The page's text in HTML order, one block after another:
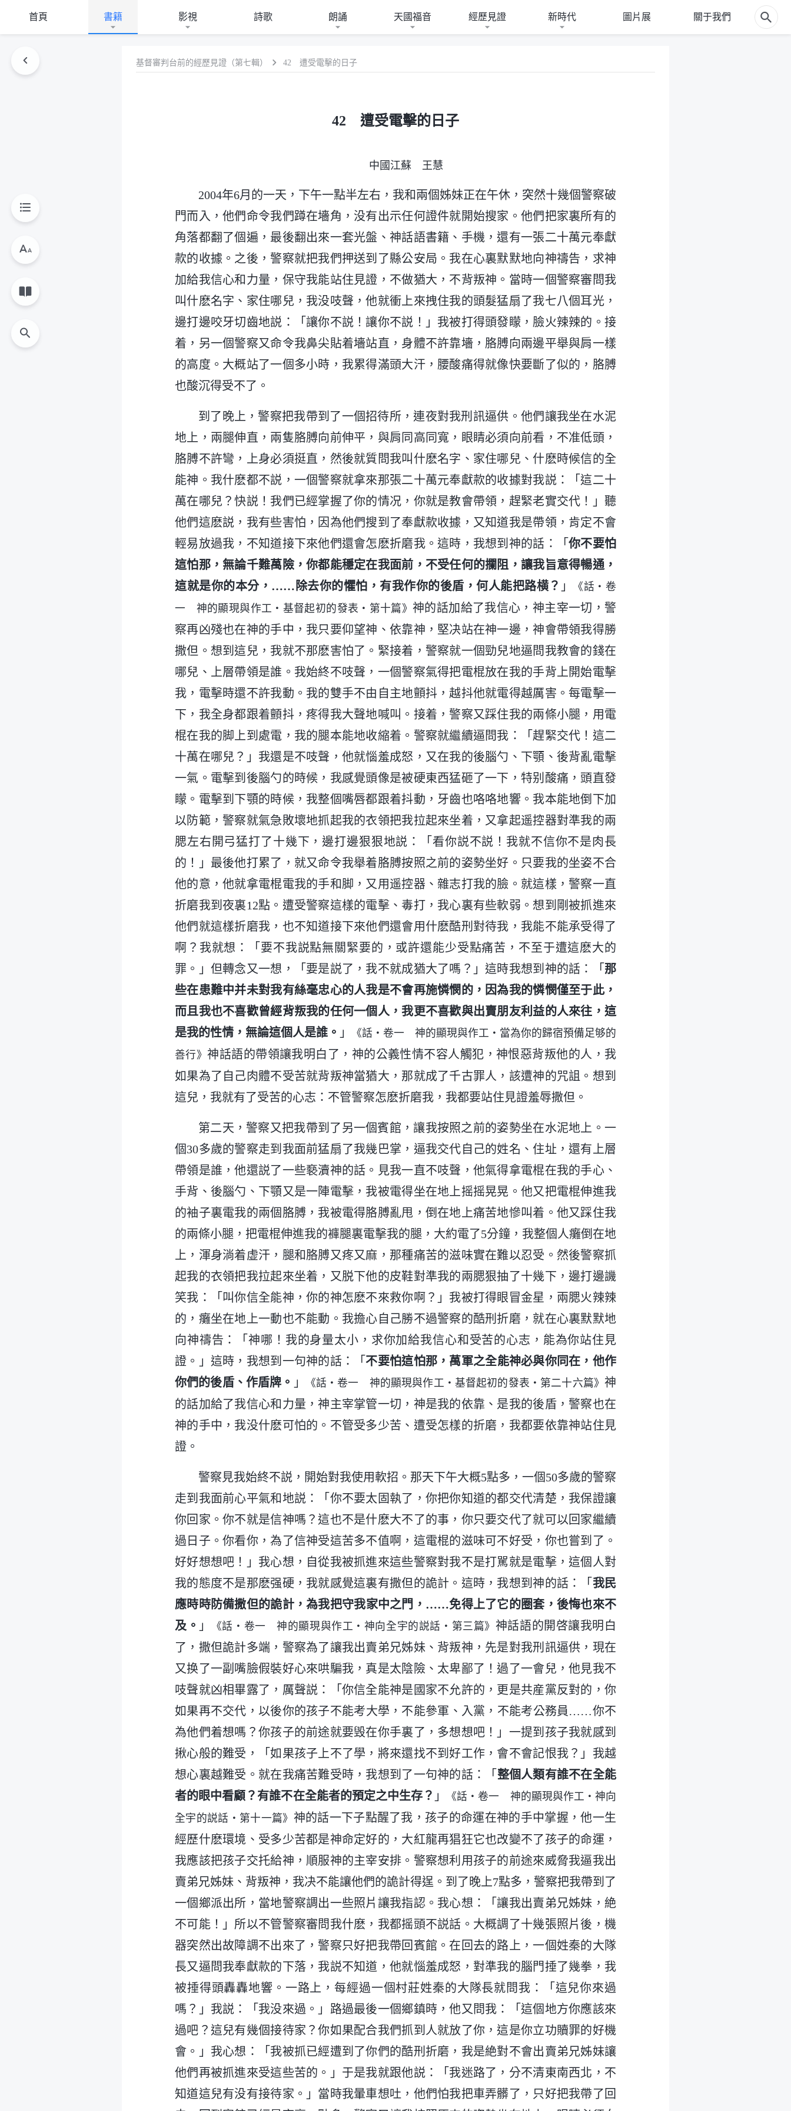
首頁 書籍 影視 詩歌 朗誦 天國福音 經歷見證 新時代 圖片展 關于我們
基督審判台前的經歷見證（第七輯） 42 遭受電擊的日子
42 遭受電擊的日子
中國江蘇 王慧
2004年6月的一天，下午一點半左右，我和兩個姊妹正在午休，突然十幾個警察破
門而入，他們命令我們蹲在墻角，没有出示任何證件就開始搜家。他們把家裏所有的
角落都翻了個遍，最後翻出來一套光盤、神話語書籍、手機，還有一張二十萬元奉獻
款的收據。之後，警察就把我們押送到了縣公安局。我在心裏默默地向神禱告，求神
加給我信心和力量，保守我能站住見證，不做猶大，不背叛神。當時一個警察審問我
叫什麽名字、家住哪兒，我没吱聲，他就衝上來拽住我的頭髮猛扇了我七八個耳光，
邊打邊咬牙切齒地説：「讓你不説！讓你不説！」我被打得頭發矇，臉火辣辣的。接
着，另一個警察又命令我鼻尖貼着墻站直，身體不許靠墻，胳膊向兩邊平舉與肩一樣
的高度。大概站了一個多小時，我累得滿頭大汗，腰酸痛得就像快要斷了似的，胳膊
也酸沉得受不了。
到了晚上，警察把我帶到了一個招待所，連夜對我刑訊逼供。他們讓我坐在水泥
地上，兩腿伸直，兩隻胳膊向前伸平，與肩同高同寬，眼睛必須向前看，不准低頭，
胳膊不許彎，上身必須挺直，然後就質問我叫什麽名字、家住哪兒、什麽時候信的全
能神。我什麽都不説，一個警察就拿來那張二十萬元奉獻款的收據對我説：「這二十
萬在哪兒？快説！我們已經掌握了你的情况，你就是教會帶領，趕緊老實交代！」聽
他們這麽説，我有些害怕，因為他們搜到了奉獻款收據，又知道我是帶領，肯定不會
輕易放過我，不知道接下來他們還會怎麽折磨我。這時，我想到神的話：「你不要怕
這怕那，無論千難萬險，你都能穩定在我面前，不受任何的攔阻，讓我旨意得暢通，
這就是你的本分，……除去你的懼怕，有我作你的後盾，何人能把路横？ 」
《話・卷
一 神的顯現與作工・基督起初的發表・第十篇》 神的話加給了我信心，神主宰一切，警
察再凶殘也在神的手中，我只要仰望神、依靠神，堅决站在神一邊，神會帶領我得勝
撒但。想到這兒，我就不那麽害怕了。緊接着，警察就一個勁兒地逼問我教會的錢在
哪兒、上層帶領是誰。我始終不吱聲，一個警察氣得把電棍放在我的手背上開始電擊
我，電擊時還不許我動。我的雙手不由自主地顫抖，越抖他就電得越厲害。每電擊一
下，我全身都跟着顫抖，疼得我大聲地喊叫。接着，警察又踩住我的兩條小腿，用電
棍在我的脚上到處電，我的腿本能地收縮着。警察就繼續逼問我：「趕緊交代！這二
十萬在哪兒？」我還是不吱聲，他就惱羞成怒，又在我的後腦勺、下顎、後背亂電擊
一氣。電擊到後腦勺的時候，我感覺頭像是被硬東西猛砸了一下，特别酸痛，頭直發
矇。電擊到下顎的時候，我整個嘴唇都跟着抖動，牙齒也咯咯地響。我本能地倒下加
以防範，警察就氣急敗壞地抓起我的衣領把我拉起來坐着，又拿起遥控器對準我的兩
腮左右開弓猛打了十幾下，邊打邊狠狠地説：「看你説不説！我就不信你不是肉長
的！」最後他打累了，就又命令我舉着胳膊按照之前的姿勢坐好。只要我的坐姿不合
他的意，他就拿電棍電我的手和脚，又用遥控器、雜志打我的臉。就這樣，警察一直
折磨我到夜裏12點。遭受警察這樣的電擊、毒打，我心裏有些軟弱。想到剛被抓進來
他們就這樣折磨我，也不知道接下來他們還會用什麽酷刑對待我，我能不能承受得了
啊？我就想：「要不我説點無關緊要的，或許還能少受點痛苦，不至于遭這麽大的
罪。」但轉念又一想，「要是説了，我不就成猶大了嗎？」這時我想到神的話：「 那
些在患難中并未對我有絲毫忠心的人我是不會再施憐憫的，因為我的憐憫僅至于此，
而且我也不喜歡曾經背叛我的任何一個人，我更不喜歡與出賣朋友利益的人來往，這
是我的性情，無論這個人是誰。 」
《話・卷一 神的顯現與作工・當為你的歸宿預備足够的
善行》 神話語的帶領讓我明白了，神的公義性情不容人觸犯，神恨惡背叛他的人，我
如果為了自己肉體不受苦就背叛神當猶大，那就成了千古罪人，該遭神的咒詛。想到
這兒，我就有了受苦的心志：不管警察怎麽折磨我，我都要站住見證羞辱撒但。
第二天，警察又把我帶到了另一個賓館，讓我按照之前的姿勢坐在水泥地上。一
個30多歲的警察走到我面前猛扇了我幾巴掌，逼我交代自己的姓名、住址，還有上層
帶領是誰，他還説了一些褻瀆神的話。見我一直不吱聲，他氣得拿電棍在我的手心、
手背、後腦勺、下顎又是一陣電擊，我被電得坐在地上摇摇晃晃。他又把電棍伸進我
的袖子裏電我的兩個胳膊，我被電得胳膊亂甩，倒在地上痛苦地慘叫着。他又踩住我
的兩條小腿，把電棍伸進我的褲腿裏電擊我的腿，大約電了5分鐘，我整個人癱倒在地
上，渾身淌着虚汗，腿和胳膊又疼又麻，那種痛苦的滋味實在難以忍受。然後警察抓
起我的衣領把我拉起來坐着，又脱下他的皮鞋對準我的兩腮狠抽了十幾下，邊打邊譏
笑我：「叫你信全能神，你的神怎麽不來救你啊？」我被打得眼冒金星，兩腮火辣辣
的，癱坐在地上一動也不能動。我擔心自己勝不過警察的酷刑折磨，就在心裏默默地
向神禱告：「神哪！我的身量太小，求你加給我信心和受苦的心志，能為你站住見
證。」這時，我想到一句神的話：「不要怕這怕那，萬軍之全能神必與你同在，他作
你們的後盾、作盾牌。 」 《話・卷一 神的顯現與作工・基督起初的發表・第二十六篇》 神
的話加給了我信心和力量，神主宰掌管一切，神是我的依靠、是我的後盾，警察也在
神的手中，我没什麽可怕的。不管受多少苦、遭受怎樣的折磨，我都要依靠神站住見
證。
警察見我始終不説，開始對我使用軟招。那天下午大概5點多，一個50多歲的警察
走到我面前心平氣和地説：「你不要太固執了，你把你知道的都交代清楚，我保證讓
你回家。你不就是信神嗎？這也不是什麽大不了的事，你只要交代了就可以回家繼續
過日子。你看你，為了信神受這苦多不值啊，這電棍的滋味可不好受，你也嘗到了。
好好想想吧！」我心想，自從我被抓進來這些警察對我不是打駡就是電擊，這個人對
我的態度不是那麽强硬，我就感覺這裏有撒但的詭計。這時，我想到神的話：「 我民
應時時防備撒但的詭計，為我把守我家中之門，……免得上了它的圈套，後悔也來不
及。 」 《話・卷一 神的顯現與作工・神向全宇的説話・第三篇》 神話語的開啓讓我明白
了，撒但詭計多端，警察為了讓我出賣弟兄姊妹、背叛神，先是對我刑訊逼供，現在
又换了一副嘴臉假裝好心來哄騙我，真是太陰險、太卑鄙了！過了一會兒，他見我不
吱聲就凶相畢露了，厲聲説：「你信全能神是國家不允許的，更是共産黨反對的，你
如果再不交代，以後你的孩子不能考大學，不能參軍、入黨，不能考公務員……你不
為他們着想嗎？你孩子的前途就要毁在你手裏了，多想想吧！」一提到孩子我就感到
揪心般的難受，「如果孩子上不了學，將來還找不到好工作，會不會記恨我？」我越
想心裏越難受。就在我痛苦難受時，我想到了一句神的話：「 整個人類有誰不在全能
者的眼中看顧？有誰不在全能者的預定之中生存？ 」
《話・卷一 神的顯現與作工・神向
全宇的説話・第十一篇》 神的話一下子點醒了我，孩子的命運在神的手中掌握，他一生
經歷什麽環境、受多少苦都是神命定好的，大紅龍再猖狂它也改變不了孩子的命運，
我應該把孩子交托給神，順服神的主宰安排。警察想利用孩子的前途來威脅我逼我出
賣弟兄姊妹、背叛神，我决不能讓他們的詭計得逞。到了晚上7點多，警察把我帶到了
一個鄉派出所，當地警察調出一些照片讓我指認。我心想：「讓我出賣弟兄姊妹，絶
不可能！」所以不管警察審問我什麽，我都摇頭不説話。大概調了十幾張照片後，機
器突然出故障調不出來了，警察只好把我帶回賓館。在回去的路上，一個姓秦的大隊
長又逼問我奉獻款的下落，我説不知道，他就惱羞成怒，對準我的腦門捶了幾拳，我
被捶得頭轟轟地響。一路上，每經過一個村莊姓秦的大隊長就問我：「這兒你來過
嗎？」我説：「我没來過。」路過最後一個鄉鎮時，他又問我：「這個地方你應該來
過吧？這兒有幾個接待家？你如果配合我們抓到人就放了你，這是你立功贖罪的好機
會。」我心想：「我被抓已經遭到了你們的酷刑折磨，我是絶對不會出賣弟兄姊妹讓
他們再被抓進來受這些苦的。」于是我就跟他説：「我迷路了，分不清東南西北，不
知道這兒有没有接待家。」當時我暈車想吐，他們怕我把車弄髒了，只好把我帶了回